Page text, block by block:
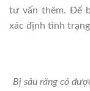
tư vấn thêm. Để
xác định tình
Bị sâu răng có